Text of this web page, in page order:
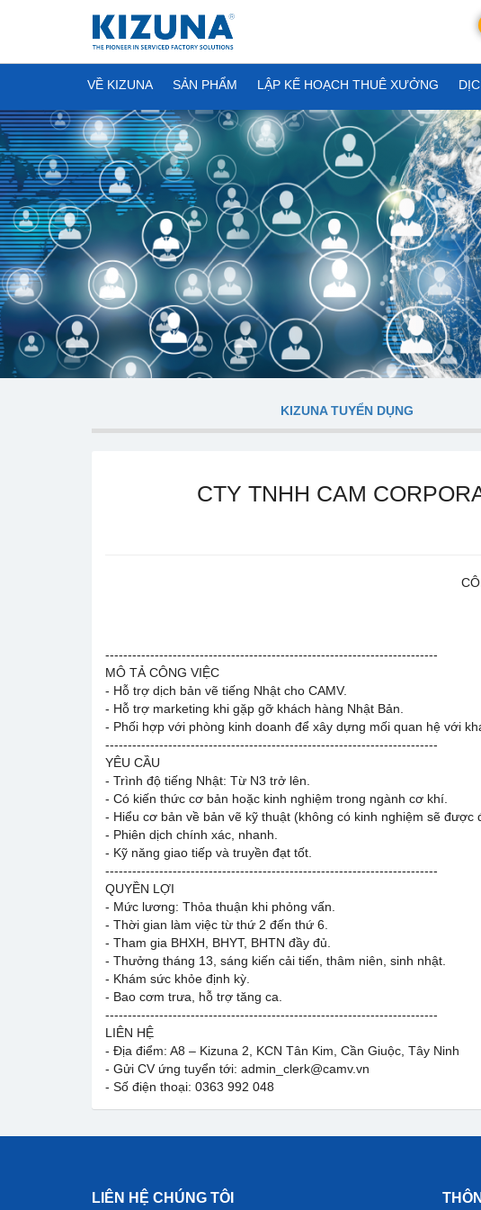
VỀ KIZUNA SẢN PHẨM LẬP KẾ HOẠCH THUÊ XƯỞNG
KIZUNA TUYỂN DỤNG
CTY TNHH CAM
--------------------------------------------------------------------------
MÔ TẢ CÔNG VIỆC
- Hỗ trợ dịch bản vẽ tiếng Nhật cho CAMV.
- Hỗ trợ marketing khi gặp gỡ khách hàng Nhật Bản.
- Phối hợp với phòng kinh doanh để xây dựng mối quan hệ với
--------------------------------------------------------------------------
YÊU CẦU
- Trình độ tiếng Nhật: Từ N3 trở lên.
- Có kiến thức cơ bản hoặc kinh nghiệm trong ngành cơ khí.
- Hiểu cơ bản về bản vẽ kỹ thuật (không có kinh nghiệm sẽ được
- Phiên dịch chính xác, nhanh.
- Kỹ năng giao tiếp và truyền đạt tốt.
--------------------------------------------------------------------------
QUYỀN LỢI
- Mức lương: Thỏa thuận khi phỏng vấn.
- Thời gian làm việc từ thứ 2 đến thứ 6.
- Tham gia BHXH, BHYT, BHTN đầy đủ.
- Thưởng tháng 13, sáng kiến cải tiến, thâm niên, sinh nhật.
- Khám sức khỏe định kỳ.
- Bao cơm trưa, hỗ trợ tăng ca.
--------------------------------------------------------------------------
LIÊN HỆ
- Địa điểm: A8 – Kizuna 2, KCN Tân Kim, Cần Giuộc, Tây Ninh
- Gửi CV ứng tuyển tới: admin_clerk@camv.vn
- Số điện thoại: 0363 992 048
LIÊN HỆ CHÚNG TÔI